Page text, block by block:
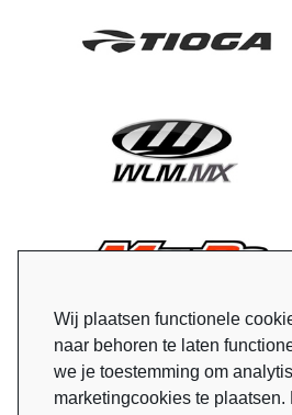
Wij plaatsen functionele
naar behoren te laten
we je toestemming om
marketingcookies te